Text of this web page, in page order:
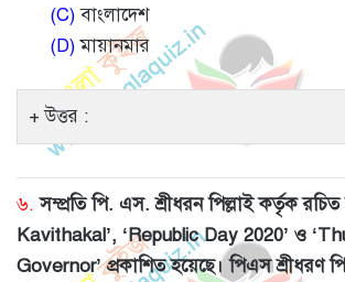
(C)বাংলাদেশ
(D)মায়ানমার
উত্তর :
৬. সম্প্রতি পি. এস. শ্রীধরন পিল্লাই কর্তৃক
Kavithakal’, ‘Republic Day 2020’ ও
Governor’ প্রকাশিত হয়েছে। পিএস শ্রীধরণ